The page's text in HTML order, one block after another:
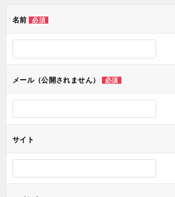
ー
ン
名前 必須
メール（公開されません） 必須
サイト